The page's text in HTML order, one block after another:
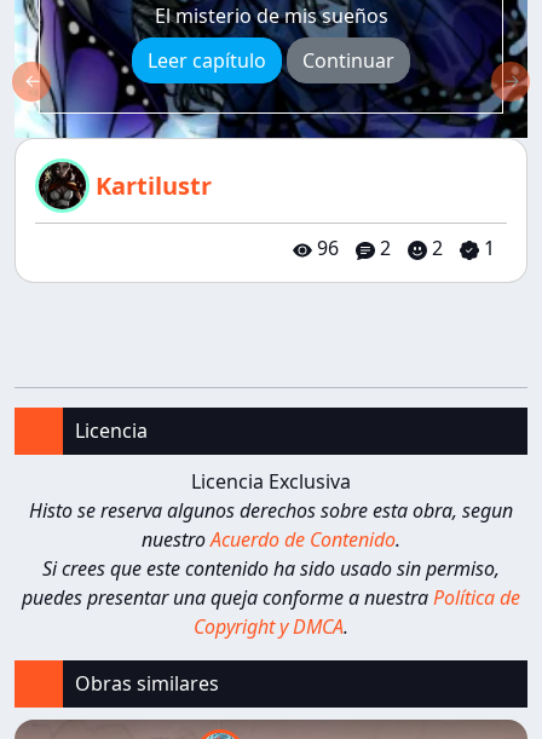
←
El misterio de mis sueños
Leer capítulo
Continuar
Kartilustr
96 2 2 1
→
Licencia
Licencia Exclusiva
Histo se reserva algunos derechos sobre esta obra, segun
nuestroAcuerdo de Contenido.
Si crees que este contenido ha sido usado sin permiso,
puedes presentar una queja conforme a nuestraPolítica de
Copyright y DMCA.
Obras similares